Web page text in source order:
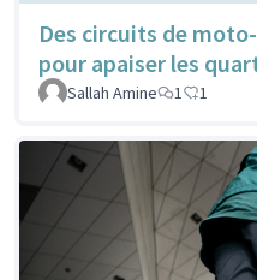
Des circuits de
pour apaiser les
Sallah Amine
1 1